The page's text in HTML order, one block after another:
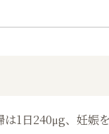
1日240μg、妊娠